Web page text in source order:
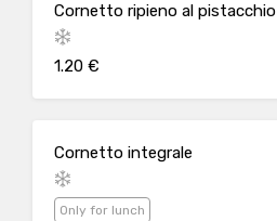
Cornetto ripieno al pistacchio
1.20 €
Cornetto integrale
Only for lunch